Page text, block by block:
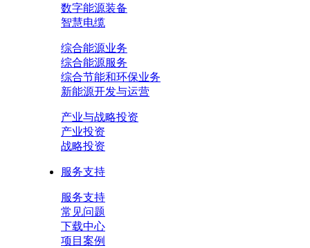
数字能源装备
智慧电缆
综合能源业务
综合能源服务
综合节能和环保业务
新能源开发与运营
产业与战略投资
产业投资
战略投资
服务支持
服务支持
常见问题
下载中心
项目案例